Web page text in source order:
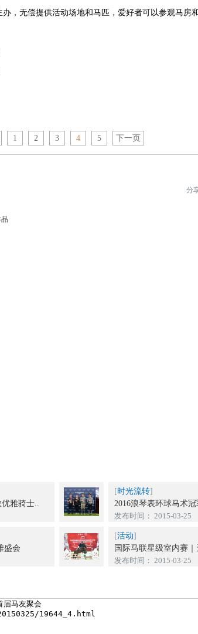
无偿提供活动场地和马匹，爱好者可以参观马房
1 2 3 4 5 下一页
分
雅骑士..
[时光流转]
2016浪琴表环球马术
发布时间： 2015-03-25
盛会
[活动]
国际马联星级室内赛
发布时间： 2015-03-25